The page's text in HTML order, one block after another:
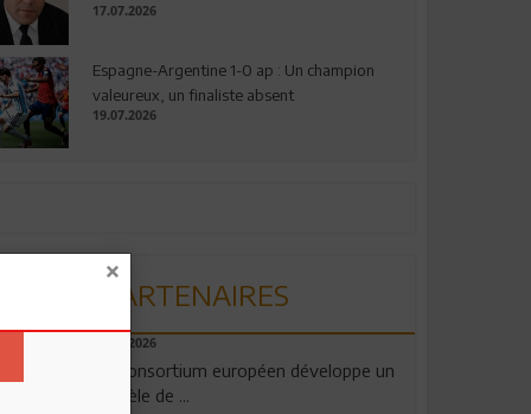
17.07.2026
Espagne-Argentine 1-0 ap : Un champion
valeureux, un finaliste absent
19.07.2026
PARTENAIRES
06.08.2026
Un consortium européen développe un
modèle de ...